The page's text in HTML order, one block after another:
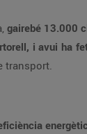
gairebé 13.000
i avui ha
transport.